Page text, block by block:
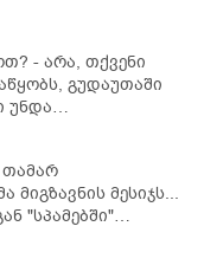
- არა, თქვენი
გუდაუთაში
უნდა
თამარ
მიგზავნის მესიჯს...
"სპამებში"
ნია იმნაძის ბიძამ